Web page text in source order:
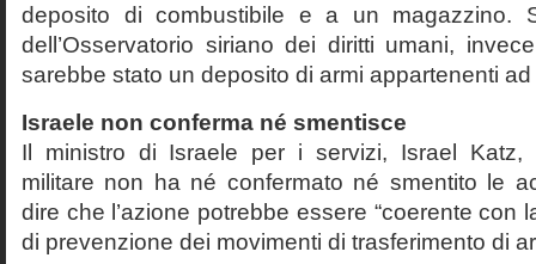
deposito di combustibile e a un magazzino.
dell’Osservatorio siriano dei diritti umani,
sarebbe stato un deposito di armi appartenenti
Israele non conferma né smentisce
Il ministro di Israele per i servizi, Israel Katz,
militare non ha né confermato né smentito le
dire che l’azione potrebbe essere “coerente con
di prevenzione dei movimenti di trasferimento di